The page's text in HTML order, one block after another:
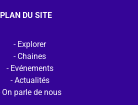
PLAN DU SITE
Explorer
Chaines
Evénements
Actualités
On parle de nous